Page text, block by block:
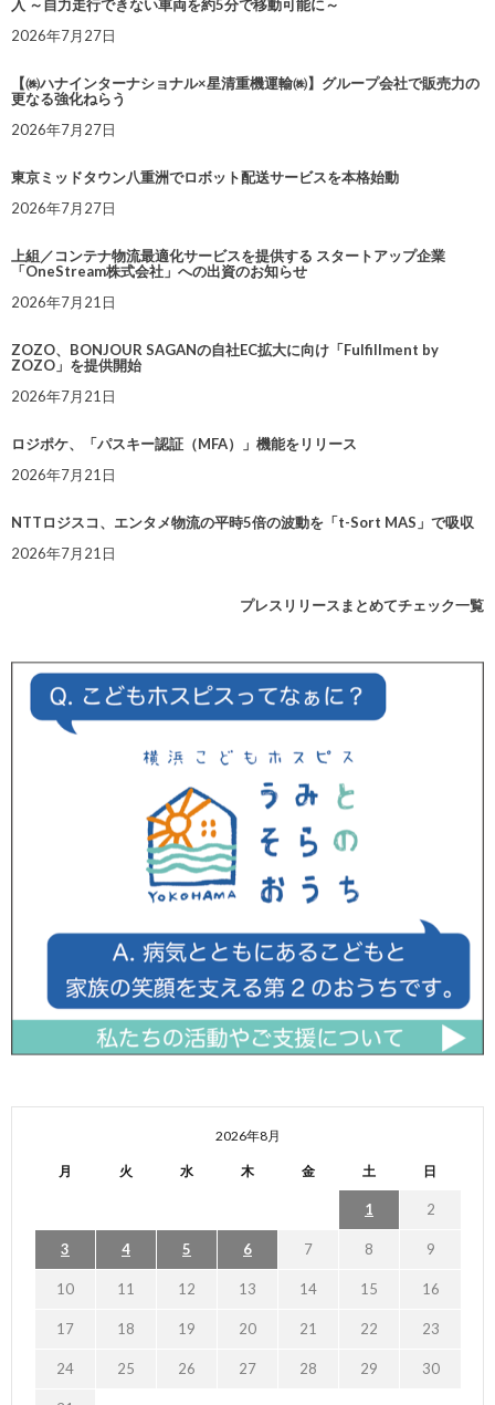
入 ～自力走行できない車両を約5分で移動可能に～
2026年7月27日
【㈱ハナインターナショナル×星清重機運輸㈱】グループ会社で販売力の
更なる強化ねらう
2026年7月27日
東京ミッドタウン八重洲でロボット配送サービスを本格始動
2026年7月27日
上組／コンテナ物流最適化サービスを提供する スタートアップ企業
「OneStream株式会社」への出資のお知らせ
2026年7月21日
ZOZO、BONJOUR SAGANの自社EC拡大に向け「Fulfillment by
ZOZO」を提供開始
2026年7月21日
ロジポケ、「パスキー認証（MFA）」機能をリリース
2026年7月21日
NTTロジスコ、エンタメ物流の平時5倍の波動を「t-Sort MAS」で吸収
2026年7月21日
プレスリリースまとめてチェック一覧
2026年8月
月 火 水 木 金 土 日
1 2
3 4 5 6 7 8 9
10 11 12 13 14 15 16
17 18 19 20 21 22 23
24 25 26 27 28 29 30